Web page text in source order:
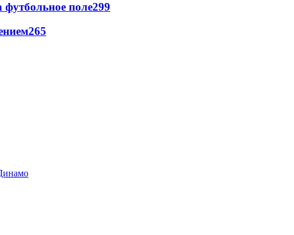
поле299
265